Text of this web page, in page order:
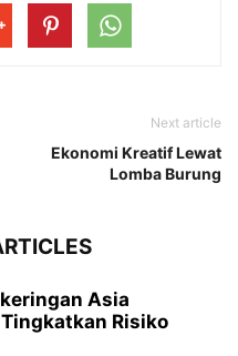
Next article
Ekonomi Kreatif Lewat
Lomba Burung
Asia
Risiko